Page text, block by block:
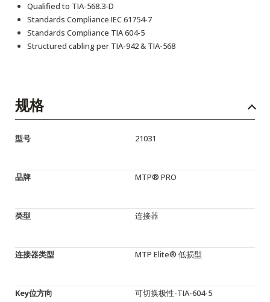
Qualified to TIA-568.3-D
Standards Compliance IEC 61754-7
Standards Compliance TIA 604-5
Structured cabling per TIA-942 & TIA-568
规格
型号 21031
品牌 MTP® PRO
类型 连接器
连接器类型 MTP Elite® 低损型
Key位方向 可切换极性-TIA-604-5